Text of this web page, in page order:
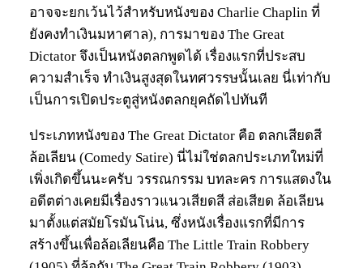
อาจจะยกเว้นไว้สำหรับหนังของ Charlie Chaplin ที่
ยังคงทำเงินมหาศาล), การมาของ The Great
Dictator จึงเป็นหนังตลกพูดได้ เรื่องแรกที่ประสบ
ความสำเร็จ ทำเงินสูงสุดในทศวรรษนั้นเลย นี่เท่ากับ
เป็นการเปิดประตูสู่หนังตลกยุคถัดไปทันที
ประเภทหนังของ The Great Dictator คือ ตลกเสียดสี
ล้อเลียน (Comedy Satire) นี่ไม่ใช่ตลกประเภทใหม่ที่
เพิ่งเกิดขึ้นนะครับ วรรณกรรม บทละคร การแสดงใน
อดีตต่างเคยมีเรื่องราวแนวเสียดสี ส่อเสียด ล้อเลียน
มาตั้งแต่สมัยโรมันโน่น, ซึ่งหนังเรื่องแรกที่มีการ
สร้างขึ้นเพื่อล้อเลียนคือ The Little Train Robbery